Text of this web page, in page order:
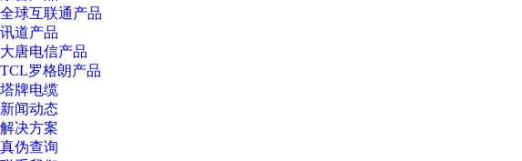
全球互联通产品
讯道产品
大唐电信产品
TCL罗格朗产品
塔牌电缆
新闻动态
解决方案
真伪查询